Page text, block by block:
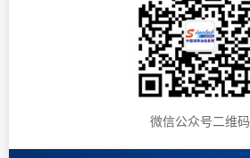
微信公众号二维码